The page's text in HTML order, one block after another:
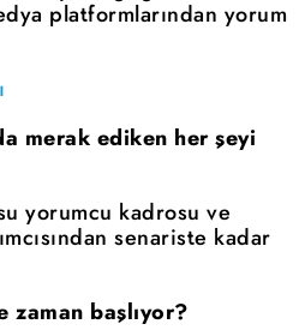
platformlarından yorum
merak ediken her şeyi
yorumcu kadrosu ve
senariste kadar
zaman başlıyor?